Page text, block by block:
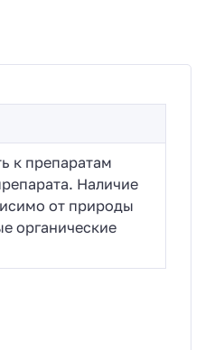
к препаратам
Наличие
от природы
органические